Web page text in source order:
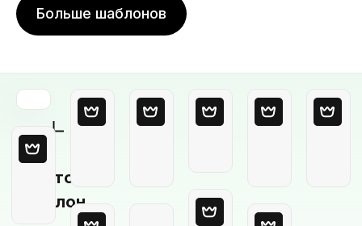
Больше шаблонов
Пустой
шаблон